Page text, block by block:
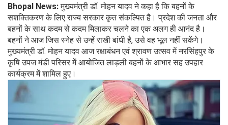
Bhopal News:मुख्यमंत्री डॉ. मोहन यादव ने कहा है कि बहनों के
सशक्तिकरण के लिए राज्य सरकार कृत संकल्पित है। प्रदेश की जनता और
बहनों के साथ कदम से कदम मिलाकर चलने का एक अलग ही आनंद है।
बहनों ने आज जिस स्नेह से उन्हें राखी बांधी है, उसे वह भूल नहीं सकेंगे।
मुख्यमंत्री डॉ. मोहन यादव आज रक्षाबंधन एवं श्रावण उत्सव में नरसिंहपुर के
कृषि उपज मंडी परिसर में आयोजित लाड़ली बहनों के आभार सह उपहार
कार्यक्रम में शामिल हुए।